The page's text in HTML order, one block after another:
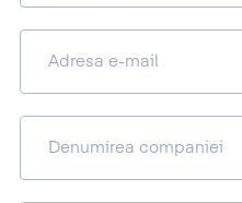
Adresa e-mail
Denumirea companiei